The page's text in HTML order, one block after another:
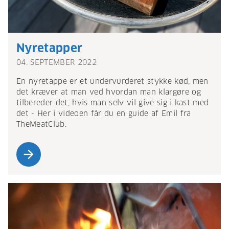
Nyretapper
04. SEPTEMBER 2022
En nyretappe er et undervurderet stykke kød, men
det kræver at man ved hvordan man klargøre og
tilbereder det, hvis man selv vil give sig i kast med
det - Her i videoen får du en guide af Emil fra
TheMeatClub.
arrow_forward